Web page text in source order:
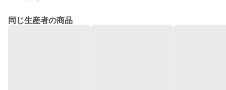
同じ生産者の商品